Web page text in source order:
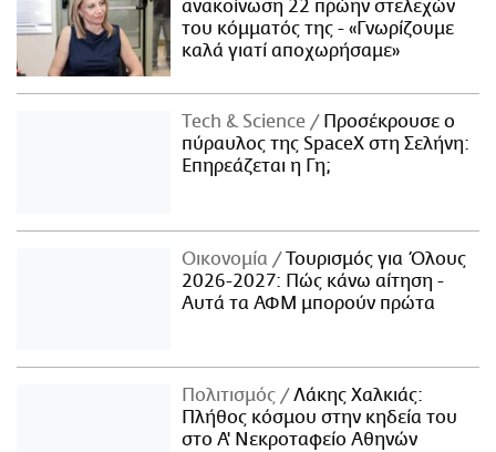
ανακοίνωση 22 πρώην στελεχών
του κόμματός της - «Γνωρίζουμε
καλά γιατί αποχωρήσαμε»
Τech & Science
Προσέκρουσε ο
πύραυλος της SpaceX στη Σελήνη:
Επηρεάζεται η Γη;
Οικονομία
Τουρισμός για Όλους
2026-2027: Πώς κάνω αίτηση -
Αυτά τα ΑΦΜ μπορούν πρώτα
Πολιτισμός
Λάκης Χαλκιάς:
Πλήθος κόσμου στην κηδεία του
στο Α' Νεκροταφείο Αθηνών